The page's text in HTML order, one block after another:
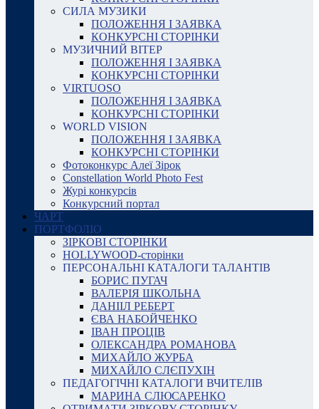
СИЛА МУЗИКИ
ПОЛОЖЕННЯ І ЗАЯВКА
КОНКУРСНІ СТОРІНКИ
МУЗИЧНИЙ ВІТЕР
ПОЛОЖЕННЯ І ЗАЯВКА
КОНКУРСНІ СТОРІНКИ
VIRTUOSO
ПОЛОЖЕННЯ І ЗАЯВКА
КОНКУРСНІ СТОРІНКИ
WORLD VISION
ПОЛОЖЕННЯ І ЗАЯВКА
КОНКУРСНІ СТОРІНКИ
Фотоконкурс Алеї Зірок
Constellation World Photo Fest
Журі конкурсів
Конкурсний портал
ЧАРТ
ПОРТФОЛІО
ЗІРКОВІ СТОРІНКИ
HOLLYWOOD-сторінки
ПЕРСОНАЛЬНІ КАТАЛОГИ ТАЛАНТІВ
БОРИС ПУГАЧ
ВАЛЕРІЯ ШКОЛЬНА
ДАНІІЛ РЕБЕРТ
ЄВА НАБОЙЧЕНКО
ІВАН ПРОЦІВ
ОЛЕКСАНДРА РОМАНОВА
МИХАЙЛО ЖУРБА
МИХАЙЛО СЛЄПУХІН
ПЕДАГОГІЧНІ КАТАЛОГИ ВЧИТЕЛІВ
МАРИНА СЛЮСАРЕНКО